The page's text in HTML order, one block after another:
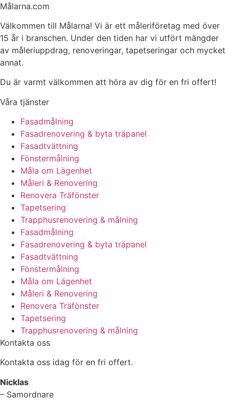
Målarna.com
Välkommen till Målarna! Vi är ett måleriföretag med över
15 år i branschen. Under den tiden har vi utfört mängder
av måleriuppdrag, renoveringar, tapetseringar och mycket
annat.
Du är varmt välkommen att höra av dig för en fri offert!
Våra tjänster
Fasadmålning
Fasadrenovering & byta träpanel
Fasadtvättning
Fönstermålning
Måla om Lägenhet
Måleri & Renovering
Renovera Träfönster
Tapetsering
Trapphusrenovering & målning
Fasadmålning
Fasadrenovering & byta träpanel
Fasadtvättning
Fönstermålning
Måla om Lägenhet
Måleri & Renovering
Renovera Träfönster
Tapetsering
Trapphusrenovering & målning
Kontakta oss
Kontakta oss idag för en fri offert.
Nicklas
– Samordnare